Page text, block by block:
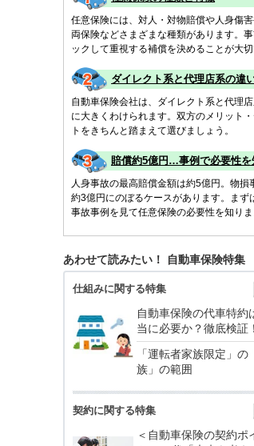
任意保険には、対人・対物賠償や人身傷
両保険などさまざまな種類があります。
ックして重視する補償を決めることが大切
ダイレクト系と代理店系の違
自動車保険会社は、ダイレクト系と代理
に大きくわけられます。双方のメリット
トをきちんと踏まえて選びましょう。
賠償約5億円…事例で必要性を
人身事故の最高賠償金額は約5億円。物損
約3億円にのぼるケースがあります。まず
事故事例を見て任意保険の必要性を知りま
あわせて読みたい！ 自動車保険特集
仕組みに関する特集
自動車保険の代車特約
当に必要か？徹底検証！
「運転者家族限定」の
族」の範囲
契約に関する特集
＜自動車保険の契約ポ